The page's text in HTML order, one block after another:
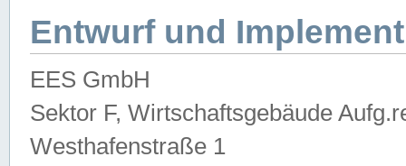
Entwurf und
EES GmbH
Sektor F, Wirtschaftsgebäude
Westhafenstraße 1